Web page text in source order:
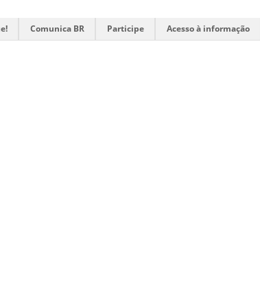
Comunica BR Participe Acesso à informação